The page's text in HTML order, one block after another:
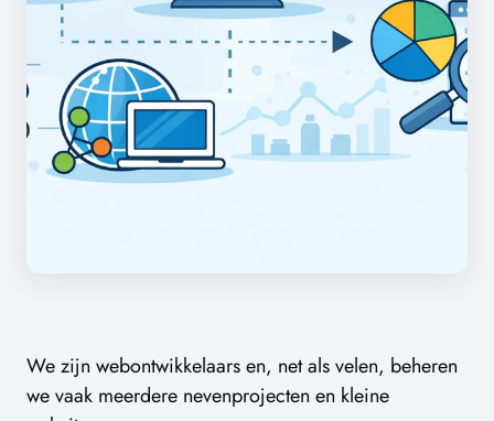
We zijn webontwikkelaars en, net als velen, beheren
we vaak meerdere nevenprojecten en kleine